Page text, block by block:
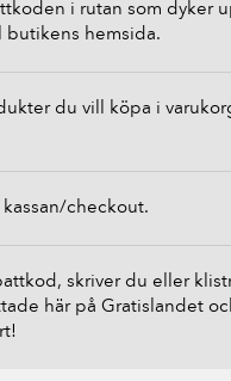
i rutan som dyker
butikens hemsida.
du vill köpa i
checkout.
skriver du eller
här på Gratislandet